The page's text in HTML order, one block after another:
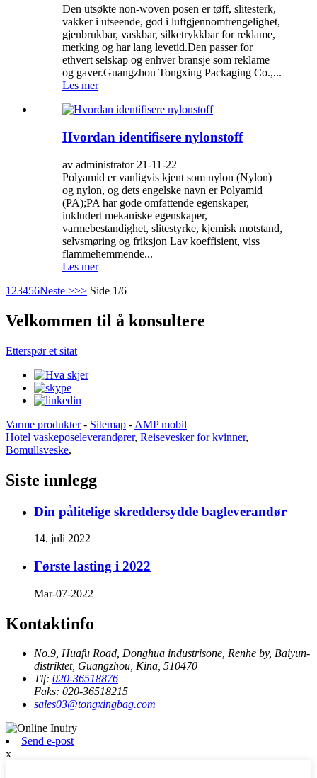
Den utsøkte non-woven posen er tøff, slitesterk,
vakker i utseende, god i luftgjennomtrengelighet,
gjenbrukbar, vaskbar, silketrykkbar for reklame,
merking og har lang levetid.Den passer for
ethvert selskap og enhver bransje som reklame
og gaver.Guangzhou Tongxing Packaging Co.,...
Les mer
Hvordan identifisere nylonstoff
av administrator 21-11-22
Polyamid er vanligvis kjent som nylon (Nylon)
og nylon, og dets engelske navn er Polyamid
(PA);PA har gode omfattende egenskaper,
inkludert mekaniske egenskaper,
varmebestandighet, slitestyrke, kjemisk motstand,
selvsmøring og friksjon Lav koeffisient, viss
flammehemmende...
Les mer
1 23456Neste >>> Side 1/6
Velkommen til å konsultere
Etterspør et sitat
Varme produkter- Sitemap - AMP mobil
Hotel vaskeposeleverandører, Reisevesker for kvinner,
Bomullsveske,
Siste innlegg
Din pålitelige skreddersydde bagleverandør
14. juli 2022
Første lasting i 2022
Mar-07-2022
Kontaktinfo
No.9, Huafu Road, Donghua industrisone, Renhe by, Baiyun-
distriktet, Guangzhou, Kina, 510470
Tlf: 020-36518876
Faks: 020-36518215
sales03@tongxingbag.com
Send e-post
x